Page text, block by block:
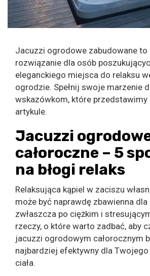
Jacuzzi ogrodowe zabudowane to
rozwiązanie dla osób
eleganckiego miejsca do relaksu
ogrodzie. Spełnij swoje marzenie
wskazówkom, które przedstawimy
artykule.
Jacuzzi
całoroczne – 5
na błogi relaks
Relaksująca kąpiel w zaciszu
może być naprawdę zbawienna dla
zwłaszcza po ciężkim i
rzeczy, o które warto zadbać, aby
jacuzzi ogrodowym całorocznym
najbardziej efektywny dla
ciała.